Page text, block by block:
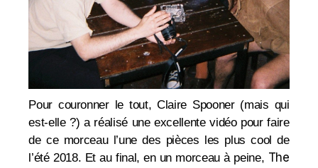
Pour couronner le tout,Claire Spooner (mais qui
est-elle ?) a réalisé une excellente vidéo pour faire
de ce morceau l’une des pièces les plus cool de
l’été 2018. Et au final, en un morceau à peine, The